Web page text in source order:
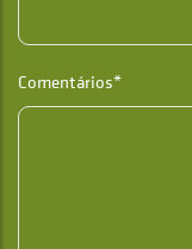
Comentários*